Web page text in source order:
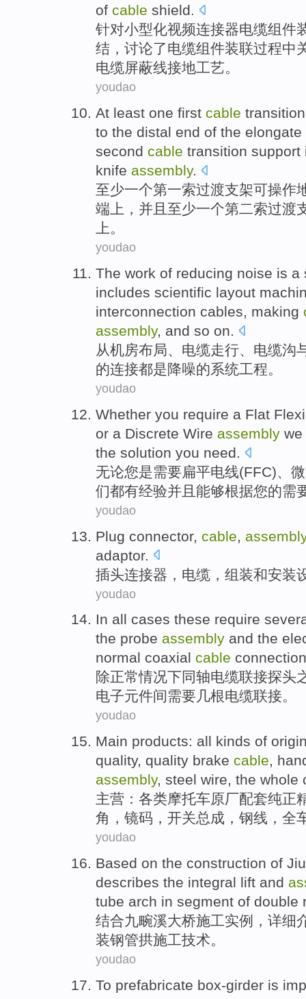
of cable shield.
针对小型化视频连接器电缆组件
结 ， 讨论了电缆组件装联过程中
电缆屏蔽线接地工艺。
youdao
At least one first cable transition
to the distal end of the elongate
second cable transition
knife assembly.
至少一个第一索过渡支架可操作
端上， 并且 至少一个第二索过渡
上。
youdao
The work of reducing noise is a
includes scientific layout
interconnection cables, making
assembly, and so on.
从机房布局、 电缆走行、电缆沟
的连接都是降噪的系统工程。
youdao
Whether you require a Flat
or a Discrete Wire assembly we
the solution you need.
无论您是需要扁平电线(FFC)、微
们都有经验并且能够根据您的需
youdao
Plug connector, cable
adaptor.
插头连接器 ， 电缆 ， 组装和安装
youdao
In all cases these require
the probe assembly and the
normal coaxial cable
除正常情况下同轴电缆联接探头
电子元件间需要几根电缆联接。
youdao
Main products: all kinds of
quality, quality brake cable,
assembly, steel wire, the whole
主营 ： 各类摩托车原厂配套纯正
角 ， 镜码 ， 开关总成 ， 钢线 ， 全
youdao
Based on the construction of
describes the integral lift and
tube arch in segment of double
结合九畹溪大桥施工实例，详细
装钢管拱施工技术。
youdao
To prefabricate box-girder is